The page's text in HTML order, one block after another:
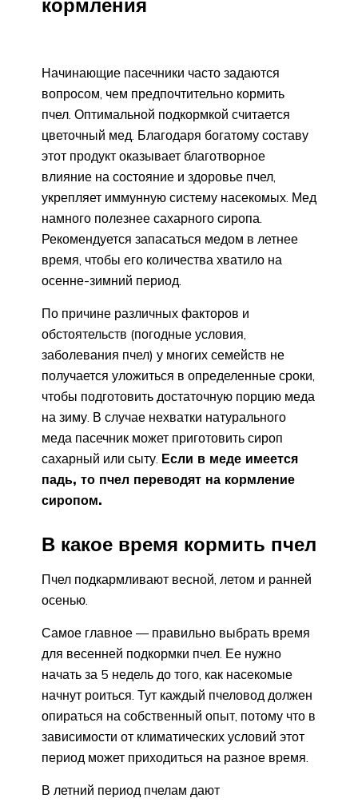
Начинающие пасечники часто задаются
вопросом, чем предпочтительно кормить
пчел. Оптимальной подкормкой считается
цветочный мед. Благодаря богатому составу
этот продукт оказывает благотворное
влияние на состояние и здоровье пчел,
укрепляет иммунную систему насекомых. Мед
намного полезнее сахарного сиропа.
Рекомендуется запасаться медом в летнее
время, чтобы его количества хватило на
осенне-зимний период.
По причине различных факторов и
обстоятельств (погодные условия,
заболевания пчел) у многих семейств не
получается уложиться в определенные сроки,
чтобы подготовить достаточную порцию меда
на зиму. В случае нехватки натурального
меда пасечник может приготовить сироп
сахарный или сыту. Если в меде имеется
падь, то пчел переводят на кормление
сиропом.
В какое время кормить пчел
Пчел подкармливают весной, летом и ранней
осенью.
Самое главное — правильно выбрать время
для весенней подкормки пчел. Ее нужно
начать за 5 недель до того, как насекомые
начнут роиться. Тут каждый пчеловод должен
опираться на собственный опыт, потому что в
зависимости от климатических условий этот
период может приходиться на разное время.
В летний период пчелам дают